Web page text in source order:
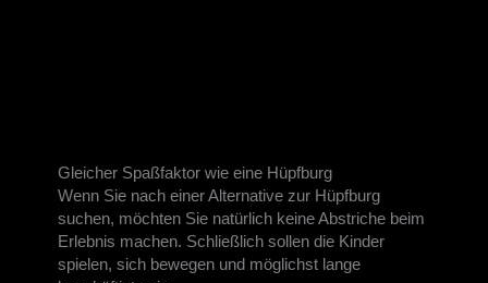
Gleicher Spaßfaktor wie eine Hüpfburg
Wenn Sie nach einer Alternative zur Hüpfburg
suchen, möchten Sie natürlich keine Abstriche beim
Erlebnis machen. Schließlich sollen die Kinder
spielen, sich bewegen und möglichst lange